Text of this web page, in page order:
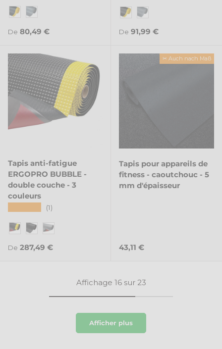
Prix habituel
De 80,49 €
Prix habituel
De 91,99 €
Tapis anti-fatigue
ERGOPRO BUBBLE -
double couche - 3
couleurs
(1)
Prix habituel
De 287,49 €
✂ Auch nach Maß
Tapis pour appareils de
fitness - caoutchouc - 5
mm d'épaisseur
Prix habituel
43,11 €
Affichage 16 sur 23
Afficher plus